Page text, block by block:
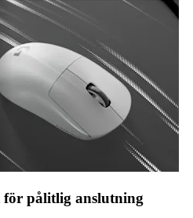
pålitlig anslutning